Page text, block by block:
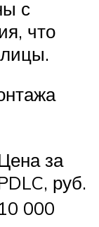
с
что
за
руб.
10 000